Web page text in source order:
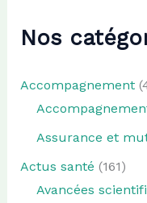
Nos
Accompagnement
Assurance et
Actus santé (161)
Avancées